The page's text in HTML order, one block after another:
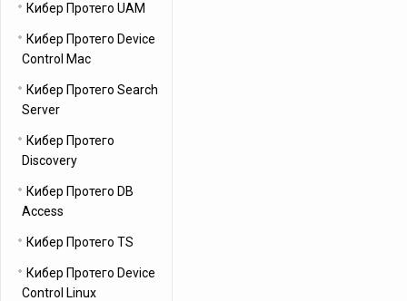
Кибер Протего UAM
Кибер Протего Device
Control Mac
Кибер Протего Search
Server
Кибер Протего
Discovery
Кибер Протего DB
Access
Кибер Протего TS
Кибер Протего Device
Control Linux